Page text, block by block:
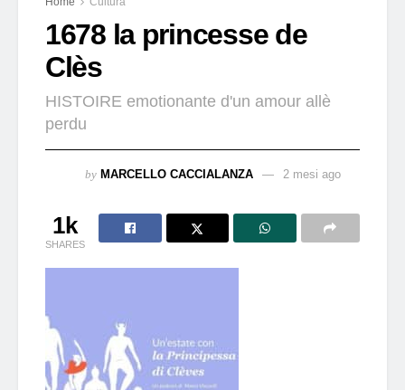
1678 la princesse de
Clès
HISTOIRE emotionante d'un amour allè
perdu
by MARCELLO CACCIALANZA 2 mesi ago
1k
SHARES